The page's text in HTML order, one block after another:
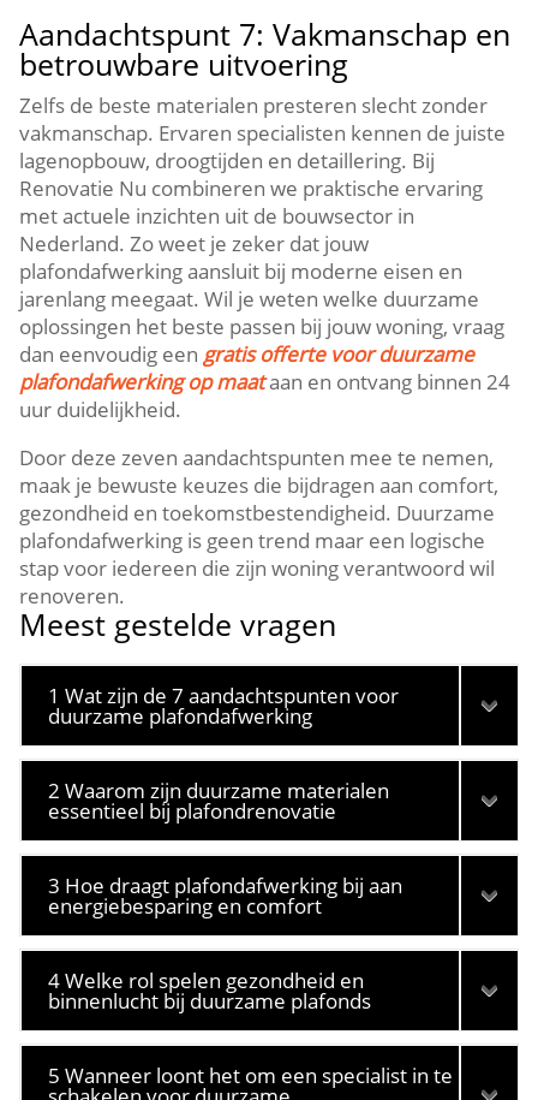
Aandachtspunt 7: Vakmanschap en
betrouwbare uitvoering
Zelfs de beste materialen presteren slecht zonder
vakmanschap.​ Ervaren specialisten kennen de juiste
lagenopbouw, droogtijden en detaillering.​ Bij
Renovatie Nu combineren we praktische ervaring
met actuele inzichten uit de bouwsector in
Nederland.​ Zo weet je zeker dat jouw
plafondafwerking aansluit bij moderne eisen en
jarenlang meegaat.​ Wil je weten welke duurzame
oplossingen het beste passen bij jouw woning, vraag
dan eenvoudig een gratis offerte voor duurzame
plafondafwerking op maataan en ontvang binnen 24
uur duidelijkheid.​
Door deze zeven aandachtspunten mee te nemen,
maak je bewuste keuzes die bijdragen aan comfort,
gezondheid en toekomstbestendigheid.​ Duurzame
plafondafwerking is geen trend maar een logische
stap voor iedereen die zijn woning verantwoord wil
renoveren.​
Meest gestelde vragen
1 Wat zijn de 7 aandachtspunten voor
duurzame plafondafwerking
2 Waarom zijn duurzame materialen
essentieel bij plafondrenovatie
3 Hoe draagt plafondafwerking bij aan
energiebesparing en comfort
4 Welke rol spelen gezondheid en
binnenlucht bij duurzame plafonds
5 Wanneer loont het om een specialist in te